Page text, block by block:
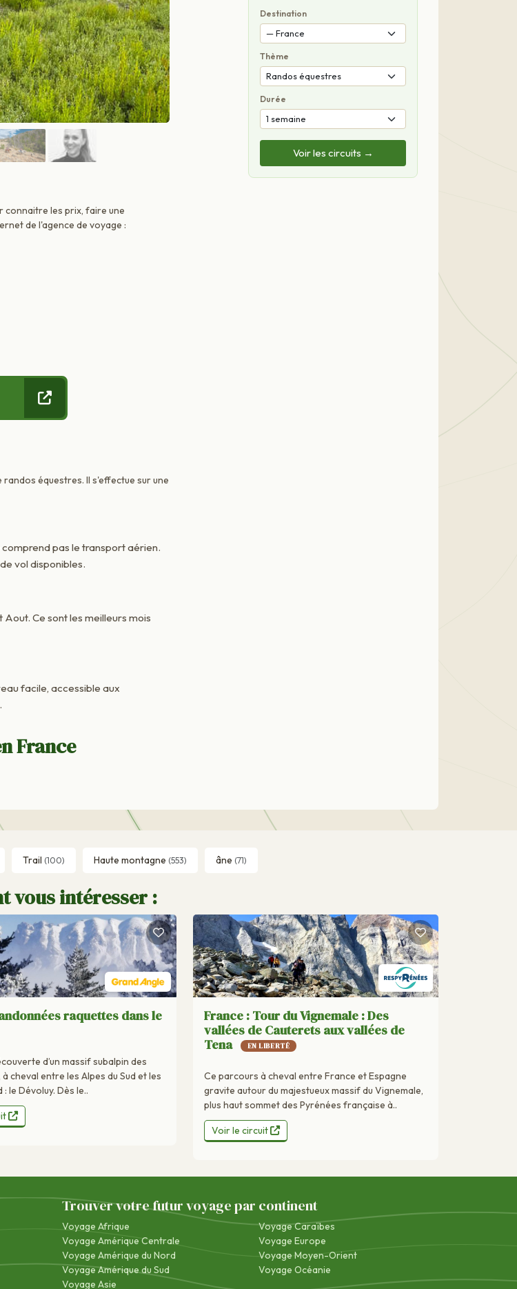
connaitre les prix, faire une
de l'agence de voyage :
équestres. Il s'effectue sur une
pas le transport aérien.
vol disponibles.
Ce sont les meilleurs mois
facile, accessible aux
Destination
Thème
Durée
Voir les circuits →
France
Trail (100) Haute montagne (553) âne (71)
vous intéresser :
raquettes dans le
d’un massif subalpin des
cheval entre les Alpes du Sud et les
le Dévoluy. Dès le..
France : Tour du Vignemale : Des
vallées de Cauterets aux vallées de
Tena
EN LIBERTÉ
Ce parcours à cheval entre France et Espagne
gravite autour du majestueux massif du Vignemale,
plus haut sommet des Pyrénées française à..
Voir le circuit
Trouver votre futur voyage par continent
Voyage Afrique
Voyage Amérique Centrale
Voyage Amérique du Nord
Voyage Amérique du Sud
Voyage Asie
Voyage Caraïbes
Voyage Europe
Voyage Moyen-Orient
Voyage Océanie